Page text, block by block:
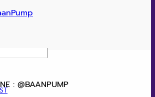
: @BAANPUMP